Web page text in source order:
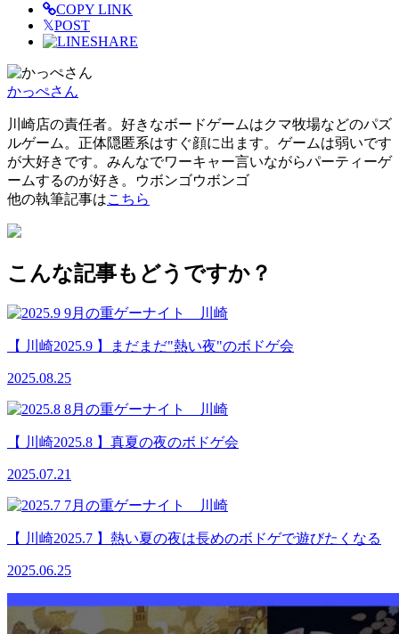
COPY LINK
𝕏POST
SHARE
かっぺさん
川崎店の責任者。好きなボードゲームはクマ牧場などのパズ
ルゲーム。正体隠匿系はすぐ顔に出ます。ゲームは弱いです
が大好きです。みんなでワーキャー言いながらパーティーゲ
ームするのが好き。ウボンゴウボンゴ
他の執筆記事はこちら
こんな記事もどうですか？
【 川崎2025.9 】まだまだ"熱い夜"のボドゲ会
2025.08.25
【 川崎2025.8 】真夏の夜のボドゲ会
2025.07.21
【 川崎2025.7 】熱い夏の夜は長めのボドゲで遊びたくなる
2025.06.25